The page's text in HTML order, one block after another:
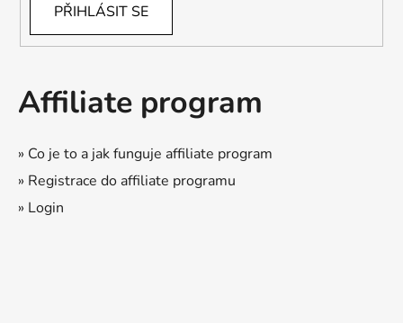
PŘIHLÁSIT SE
Affiliate program
» Co je to a jak funguje affiliate program
» Registrace do affiliate programu
» Login